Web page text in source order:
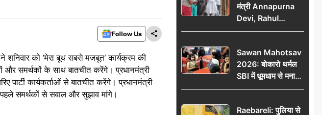
Follow Us
शनिवार को ‘मेरा बूथ सबसे मजबूत’ कार्यक्रम की
और समर्थकों के साथ बातचीत करेंगे। प्रधानमंत्री
कार्यकर्ताओं से बातचीत करेंगे। प्रधानमंत्री
समर्थकों से सवाल और सुझाव मांगे।
मंत्री Annapurna
Devi, Rahul
Gandhi पर साधा
आंदोलन को लेकर
सरकार पर हमला
Sawan Mahotsav
2026: बोकारो थर्मल
SBI में धूमधाम से मना
सावन महोत्सव
Raebareli: पुलिया से